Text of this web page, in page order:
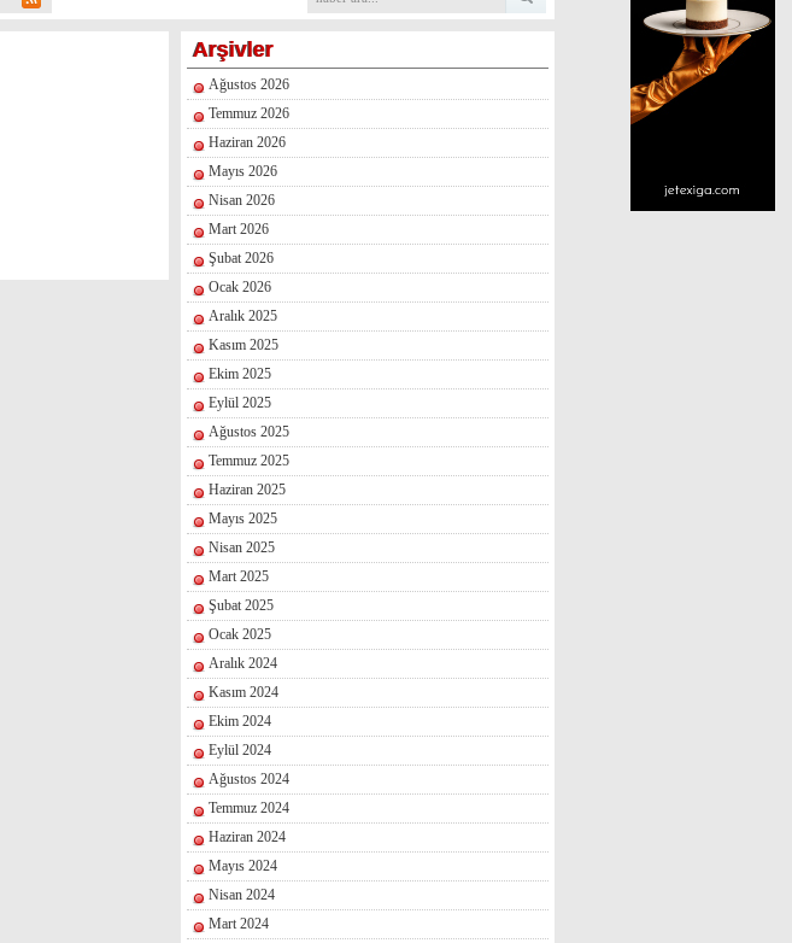
Arşivler
Ağustos 2026
Temmuz 2026
Haziran 2026
Mayıs 2026
Nisan 2026
Mart 2026
Şubat 2026
Ocak 2026
Aralık 2025
Kasım 2025
Ekim 2025
Eylül 2025
Ağustos 2025
Temmuz 2025
Haziran 2025
Mayıs 2025
Nisan 2025
Mart 2025
Şubat 2025
Ocak 2025
Aralık 2024
Kasım 2024
Ekim 2024
Eylül 2024
Ağustos 2024
Temmuz 2024
Haziran 2024
Mayıs 2024
Nisan 2024
Mart 2024